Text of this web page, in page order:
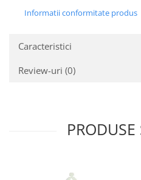
Informatii conformitate produs
Caracteristici
Review-uri (0)